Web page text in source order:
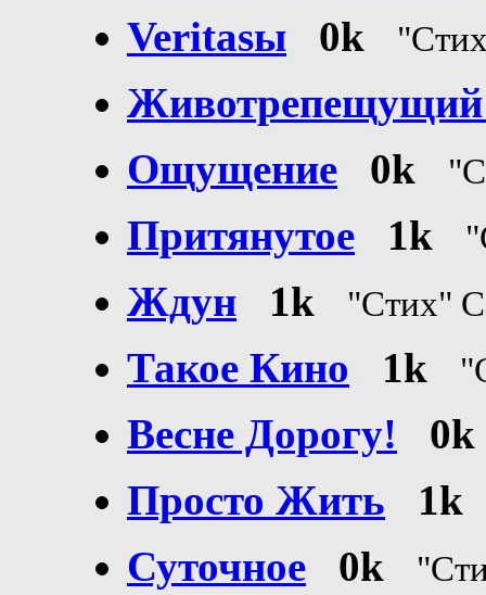
Veritasы
0k
Животрепещущий
Ощущение
0k
Притянутое 1k
Ждун 1k "Стих"
Такое Кино 1k
Весне Дорогу!
0k
Просто Жить
1k
Суточное
0k